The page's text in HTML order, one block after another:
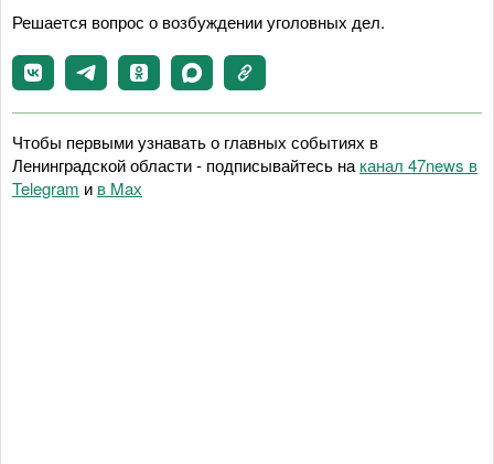
Решается вопрос о возбуждении уголовных дел.
Чтобы первыми узнавать о главных событиях в
Ленинградской области - подписывайтесь на канал 47news в
Telegram и в Maх